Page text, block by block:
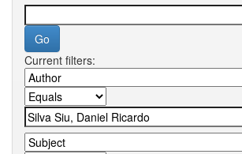
Current filters: